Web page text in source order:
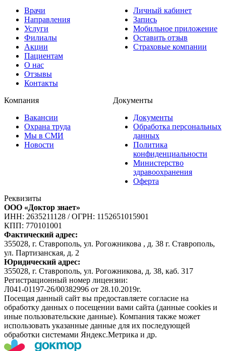
Врачи
Направления
Услуги
Филиалы
Акции
Пациентам
О нас
Отзывы
Контакты
Личный кабинет
Запись
Мобильное приложение
Оставить отзыв
Страховые компании
Компания
Вакансии
Охрана труда
Мы в СМИ
Новости
Документы
Документы
Обработка персональных
данных
Политика
конфиденциальности
Министерство
здравоохранения
Оферта
Реквизиты
ООО «Доктор знает»
ИНН: 2635211128 /ОГРН: 1152651015901
КПП: 770101001
Фактический адрес:
355028, г. Ставрополь, ул. Рогожникова , д. 38 г. Ставрополь,
ул. Партизанская, д. 2
Юридический адрес:
355028, г. Ставрополь, ул. Рогожникова, д. 38, каб. 317
Регистрационный номер лицензии:
Л041-01197-26/00382996 от 28.10.2019г.
Посещая данный сайт вы предоставляете согласие на
обработку данных о посещении вами сайта (данные cookies и
иные пользовательские данные). Компания также может
использовать указанные данные для их последующей
обработки системами Яндекс.Метрика и др.